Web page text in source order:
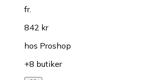
fr.
842 kr
hos Proshop
+8 butiker